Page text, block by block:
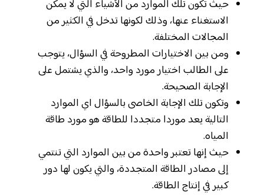
حيث تكون تلك الموارد من الأشياء التي لا يمكن
الاستغناء عنها، وذلك لكونها تدخل في الكثير من
المجالات المختلفة.
ومن بين الاختيارات المطروحة في السؤال، يتوجب
على الطالب اختيار مورد واحد، والذي يشتمل على
الإجابة الصحيحة.
وتكون تلك الإجابة الخاصى بالسؤال اي الموارد
التالية يعد موردا متجددا للطاقة هو مورد طاقة
المياه.
حيث إنها تعتبر واحدة من بين الموارد التي تنتمي
إلى مصادر الطاقة المتجددة، والتي يكون لها دور
كبير في إنتاج الطاقة.